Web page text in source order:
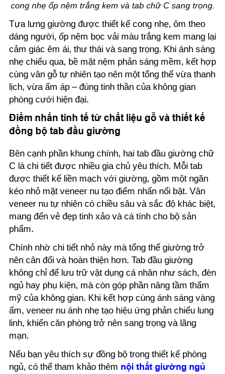
cong nhẹ ốp nệm trắng kem và tab chữ C sang trọng.
Tựa lưng giường được thiết kế cong nhẹ, ôm theo
dáng người, ốp nệm bọc vải màu trắng kem mang lại
cảm giác êm ái, thư thái và sang trọng. Khi ánh sáng
nhẹ chiếu qua, bề mặt nệm phản sáng mềm, kết hợp
cùng vân gỗ tự nhiên tạo nên một tổng thể vừa thanh
lịch, vừa ấm áp – đúng tinh thần của không gian
phòng cưới hiện đại.
Điểm nhấn tinh tế từ chất liệu gỗ và thiết kế
đồng bộ tab đầu giường
Bên cạnh phần khung chính, hai tab đầu giường chữ
C là chi tiết được nhiều gia chủ yêu thích. Mỗi tab
được thiết kế liền mạch với giường, gồm một ngăn
kéo nhỏ mặt veneer nu tạo điểm nhấn nổi bật. Vân
veneer nu tự nhiên có chiều sâu và sắc độ khác biệt,
mang đến vẻ đẹp tinh xảo và cá tính cho bộ sản
phẩm.
Chính nhờ chi tiết nhỏ này mà tổng thể giường trở
nên cân đối và hoàn thiện hơn. Tab đầu giường
không chỉ để lưu trữ vật dụng cá nhân như sách, đèn
ngủ hay phụ kiện, mà còn góp phần nâng tầm thẩm
mỹ của không gian. Khi kết hợp cùng ánh sáng vàng
ấm, veneer nu ánh nhẹ tạo hiệu ứng phản chiếu lung
linh, khiến căn phòng trở nên sang trọng và lãng
mạn.
Nếu bạn yêu thích sự đồng bộ trong thiết kế phòng
ngủ, có thể tham khảo thêm nội thất giường ngủ